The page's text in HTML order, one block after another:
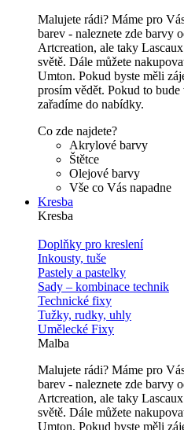
Malujete rádi? Máme pro
barev - naleznete zde barvy
Artcreation, ale taky
světě. Dále můžete
Umton. Pokud byste měli
prosím vědět. Pokud to
zařadíme do nabídky.
Co zde najdete?
Akrylové barvy
Štětce
Olejové barvy
Vše co Vás napadne
Kresba
Kresba
Doplňky pro kreslení
Inkousty, tuše
Pastely a pastelky
Sady – kombinace technik
Technické fixy
Tužky, rudky, uhly
Umělecké Fixy
Malba
Malujete rádi? Máme pro
barev - naleznete zde barvy
Artcreation, ale taky
světě. Dále můžete
Umton. Pokud byste měli